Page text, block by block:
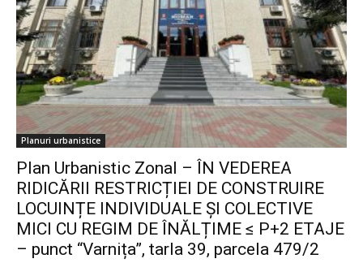
Planuri urbanistice
Plan Urbanistic Zonal – ÎN VEDEREA
RIDICĂRII RESTRICȚIEI DE CONSTRUIRE
LOCUINȚE INDIVIDUALE ȘI COLECTIVE
MICI CU REGIM DE ÎNĂLȚIME ≤ P+2 ETAJE
– punct “Varnița”, tarla 39, parcela 479/2